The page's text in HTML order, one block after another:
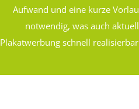
Aufwand und eine kurze
notwendig, was auch
Plakatwerbung schnell